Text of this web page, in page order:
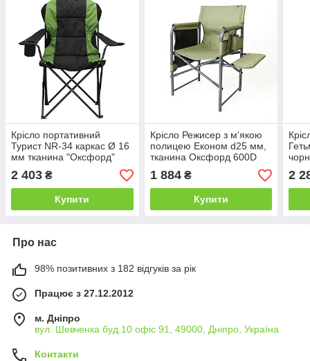
Крісло портативний
Турист NR-34 каркас Ø 16
мм тканина "Оксфорд"
600D (Time EcoTM)
2 403 ₴
Купити
Крісло Режисер з м'якою
полицею Економ d25 мм,
тканина Оксфорд 600D
Хакі (Vitan TM)
1 884₴
Купити
2
Про нас
98% позитивних з 182 відгуків за рік
Працює з 27.12.2012
м. Дніпро
вул. Шевченка буд.10 офіс 91, 49000, Дніпро, Україна
Контакти